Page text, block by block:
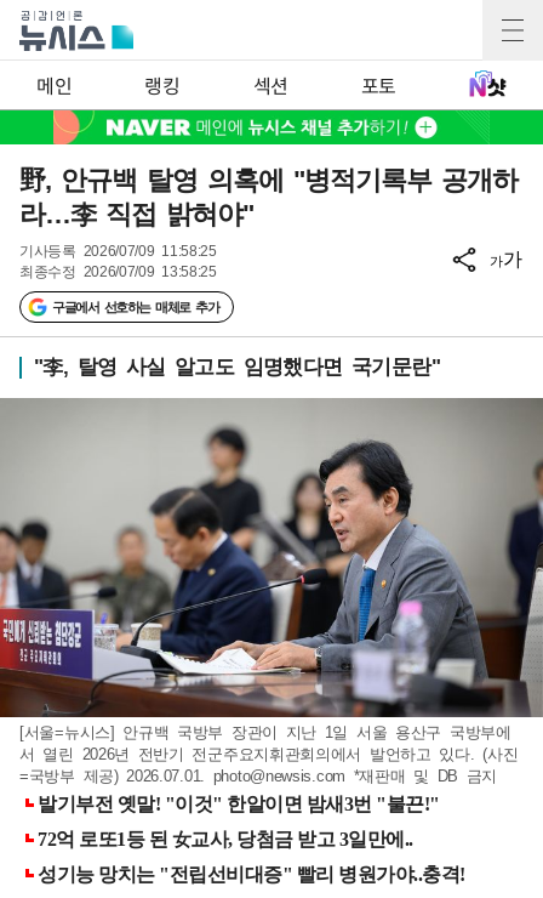
메인 랭킹 섹션 포토
野, 안규백 탈영 의혹에 "병적기록부 공개하
라…李 직접 밝혀야"
기사등록 2026/07/09 11:58:25
최종수정 2026/07/09 13:58:25
구글에서 선호하는 매체로 추가
가가
"李, 탈영 사실 알고도 임명했다면 국기문란"
[서울=뉴시스] 안규백 국방부 장관이 지난 1일 서울 용산구 국방부에
서 열린 2026년 전반기 전군주요지휘관회의에서 발언하고 있다. (사진
=국방부 제공) 2026.07.01. photo@newsis.com *재판매 및 DB 금지